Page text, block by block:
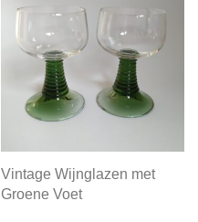
Vintage Wijnglazen met
Groene Voet